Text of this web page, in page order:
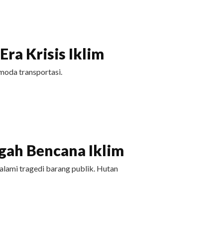
Krisis Iklim
transportasi.
Bencana Iklim
tragedi barang publik. Hutan